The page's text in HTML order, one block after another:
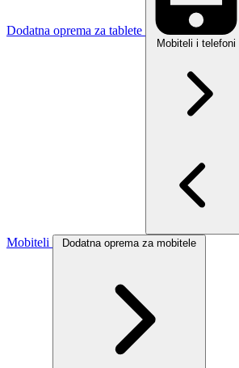
Dodatna oprema za tablete
Mobiteli i telefoni
Mobiteli Dodatna oprema za mobitele